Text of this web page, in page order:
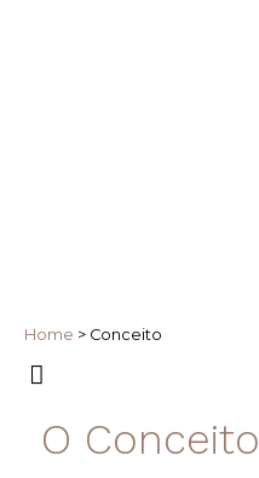
Home > Conceito
O Conceito